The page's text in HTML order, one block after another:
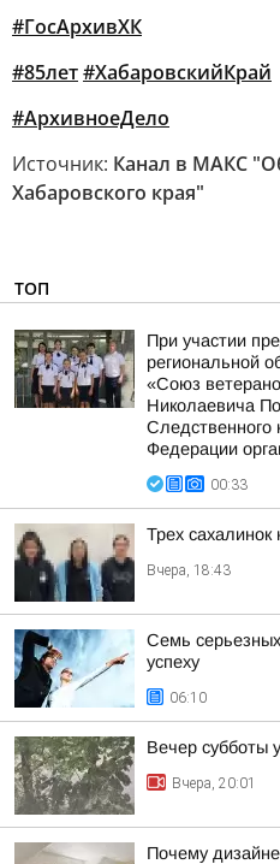
#ГосАрхивХК
#85лет#ХабаровскийКрай
#АрхивноеДело
Источник: Канал в МАКС
Хабаровского края"
ТОП
При участии
региональной
«Союз
Николаевича
Следственного
Федерации
00:33
Трех сахалинок
Вчера, 18:43
Семь
успеху
06:10
Вечер субботы
Вчера, 20:01
Почему